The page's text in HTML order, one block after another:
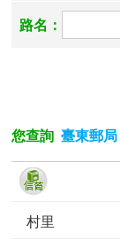
路名：
您查詢臺東郵局